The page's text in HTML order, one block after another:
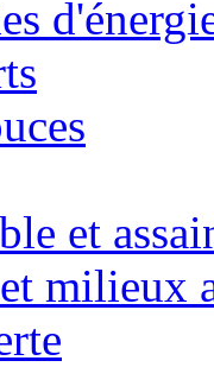
et
milieux